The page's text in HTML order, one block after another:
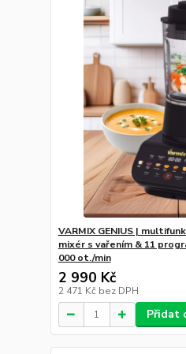
VARMIX GENIUS |
mixér s vařením & 11
000 ot./min
2 990 Kč
2 471 Kč bez DPH
Přidat